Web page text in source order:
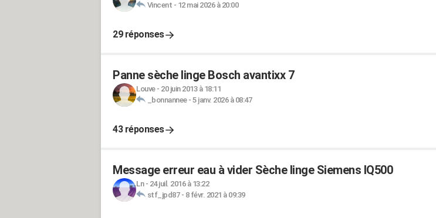
Vincent - 12 mai 2026 à 20:00
29 réponses
Panne sèche linge Bosch avantixx 7
Louve- 20 juin 2013 à 18:11
_bonnannee- 5 janv. 2026 à 08:47
43 réponses
Message erreur eau à vider Sèche linge Siemens IQ500
Ln- 24 juil. 2016 à 13:22
stf_jpd87- 8 févr. 2021 à 09:39